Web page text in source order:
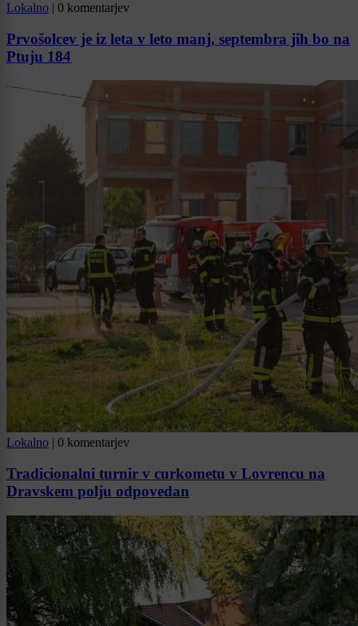
Lokalno | 0 komentarjev
Prvošolcev je iz leta v leto manj, septembra jih bo na
Ptuju 184
Lokalno | 0 komentarjev
Tradicionalni turnir v curkometu v Lovrencu na
Dravskem polju odpovedan